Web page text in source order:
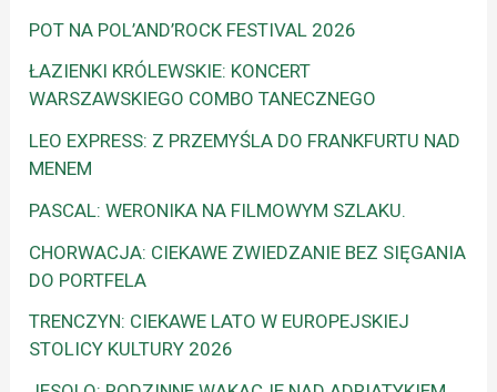
POT NA POL’AND’ROCK FESTIVAL 2026
ŁAZIENKI KRÓLEWSKIE: KONCERT
WARSZAWSKIEGO COMBO TANECZNEGO
LEO EXPRESS: Z PRZEMYŚLA DO FRANKFURTU NAD
MENEM
PASCAL: WERONIKA NA FILMOWYM SZLAKU.
CHORWACJA: CIEKAWE ZWIEDZANIE BEZ SIĘGANIA
DO PORTFELA
TRENCZYN: CIEKAWE LATO W EUROPEJSKIEJ
STOLICY KULTURY 2026